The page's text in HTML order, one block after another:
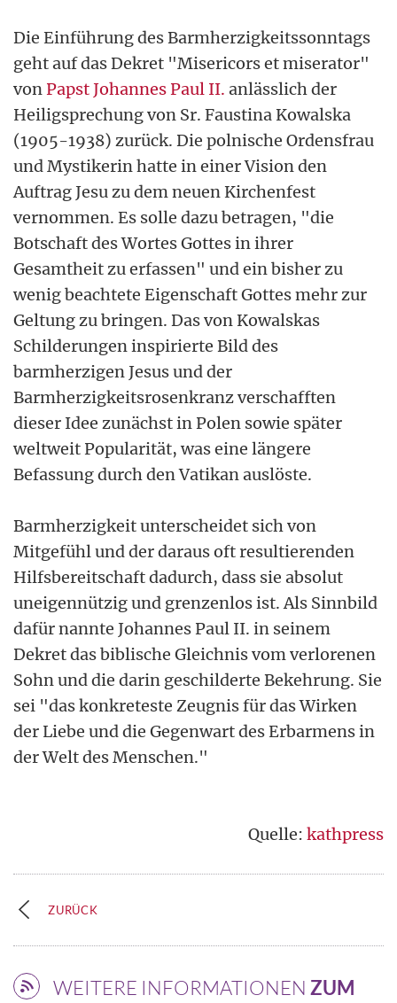
Die Einführung des Barmherzigkeitssonntags
geht auf das Dekret "Misericors et miserator"
vonPapst Johannes Paul II. anlässlich der
Heiligsprechung von Sr. Faustina Kowalska
(1905-1938) zurück. Die polnische Ordensfrau
und Mystikerin hatte in einer Vision den
Auftrag Jesu zu dem neuen Kirchenfest
vernommen. Es solle dazu betragen, "die
Botschaft des Wortes Gottes in ihrer
Gesamtheit zu erfassen" und ein bisher zu
wenig beachtete Eigenschaft Gottes mehr zur
Geltung zu bringen. Das von Kowalskas
Schilderungen inspirierte Bild des
barmherzigen Jesus und der
Barmherzigkeitsrosenkranz verschafften
dieser Idee zunächst in Polen sowie später
weltweit Popularität, was eine längere
Befassung durch den Vatikan auslöste.
Barmherzigkeit unterscheidet sich von
Mitgefühl und der daraus oft resultierenden
Hilfsbereitschaft dadurch, dass sie absolut
uneigennützig und grenzenlos ist. Als Sinnbild
dafür nannte Johannes Paul II. in seinem
Dekret das biblische Gleichnis vom verlorenen
Sohn und die darin geschilderte Bekehrung. Sie
sei "das konkreteste Zeugnis für das Wirken
der Liebe und die Gegenwart des Erbarmens in
der Welt des Menschen."
Quelle: kathpress
ZURÜCK
WEITERE INFORMATIONEN ZUM